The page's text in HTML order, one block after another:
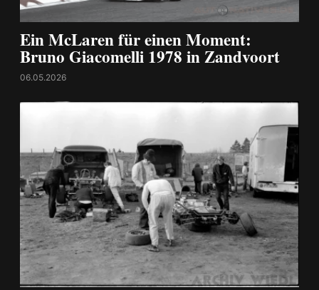
Ein McLaren für einen Moment:
Bruno Giacomelli 1978 in Zandvoort
06.05.2026